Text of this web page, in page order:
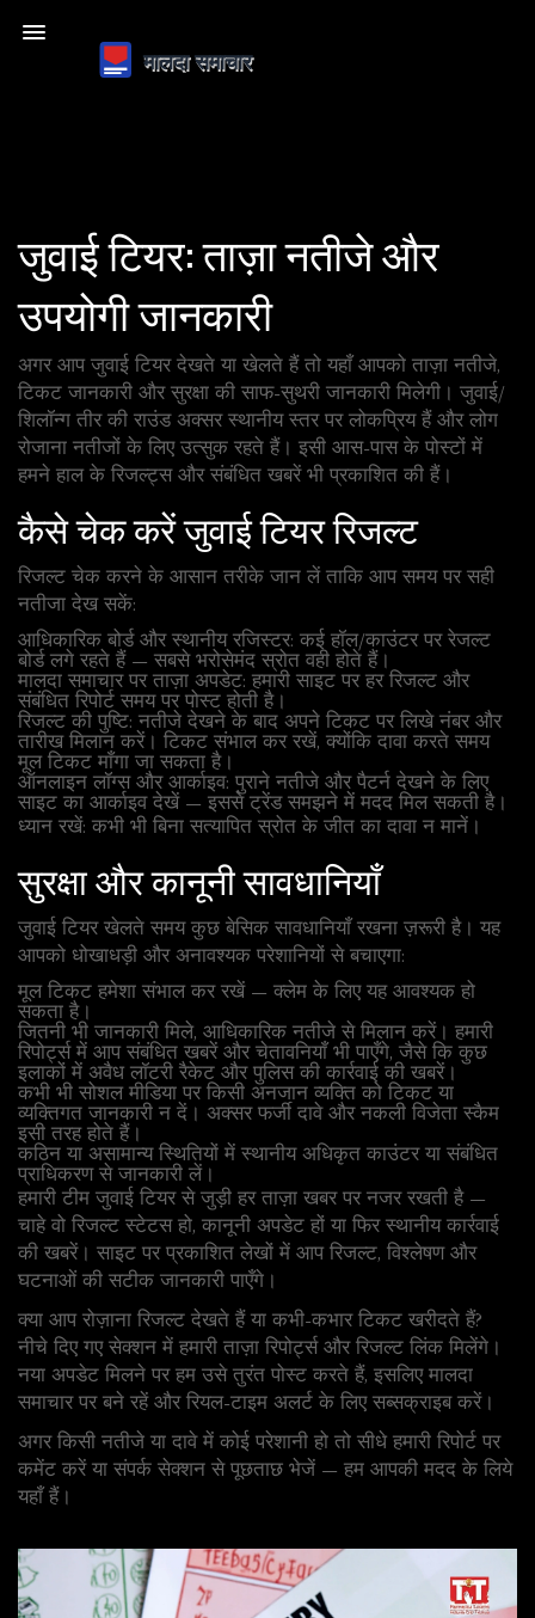
जुवाई टियर: ताज़ा नतीजे और
उपयोगी जानकारी
अगर आप जुवाई टियर देखते या खेलते हैं तो यहाँ आपको ताज़ा नतीजे,
टिकट जानकारी और सुरक्षा की साफ-सुथरी जानकारी मिलेगी। जुवाई/
शिलॉन्ग तीर की राउंड अक्सर स्थानीय स्तर पर लोकप्रिय हैं और लोग
रोजाना नतीजों के लिए उत्सुक रहते हैं। इसी आस-पास के पोस्टों में
हमने हाल के रिजल्ट्स और संबंधित खबरें भी प्रकाशित की हैं।
कैसे चेक करें जुवाई टियर रिजल्ट
रिजल्ट चेक करने के आसान तरीके जान लें ताकि आप समय पर सही
नतीजा देख सकें:
आधिकारिक बोर्ड और स्थानीय रजिस्टर: कई हॉल/काउंटर पर रेजल्ट
बोर्ड लगे रहते हैं — सबसे भरोसेमंद स्रोत वही होते हैं।
मालदा समाचार पर ताज़ा अपडेट: हमारी साइट पर हर रिजल्ट और
संबंधित रिपोर्ट समय पर पोस्ट होती है।
रिजल्ट की पुष्टि: नतीजे देखने के बाद अपने टिकट पर लिखे नंबर और
तारीख मिलान करें। टिकट संभाल कर रखें, क्योंकि दावा करते समय
मूल टिकट माँगा जा सकता है।
ऑनलाइन लॉग्स और आर्काइव: पुराने नतीजे और पैटर्न देखने के लिए
साइट का आर्काइव देखें — इससे ट्रेंड समझने में मदद मिल सकती है।
ध्यान रखें: कभी भी बिना सत्यापित स्रोत के जीत का दावा न मानें।
सुरक्षा और कानूनी सावधानियाँ
जुवाई टियर खेलते समय कुछ बेसिक सावधानियाँ रखना ज़रूरी है। यह
आपको धोखाधड़ी और अनावश्यक परेशानियों से बचाएगा:
मूल टिकट हमेशा संभाल कर रखें — क्लेम के लिए यह आवश्यक हो
सकता है।
जितनी भी जानकारी मिले, आधिकारिक नतीजे से मिलान करें। हमारी
रिपोर्ट्स में आप संबंधित खबरें और चेतावनियाँ भी पाएँगे, जैसे कि कुछ
इलाकों में अवैध लॉटरी रैकेट और पुलिस की कार्रवाई की खबरें।
कभी भी सोशल मीडिया पर किसी अनजान व्यक्ति को टिकट या
व्यक्तिगत जानकारी न दें। अक्सर फर्जी दावे और नकली विजेता स्कैम
इसी तरह होते हैं।
कठिन या असामान्य स्थितियों में स्थानीय अधिकृत काउंटर या संबंधित
प्राधिकरण से जानकारी लें।
हमारी टीम जुवाई टियर से जुड़ी हर ताज़ा खबर पर नजर रखती है —
चाहे वो रिजल्ट स्टेटस हो, कानूनी अपडेट हों या फिर स्थानीय कार्रवाई
की खबरें। साइट पर प्रकाशित लेखों में आप रिजल्ट, विश्लेषण और
घटनाओं की सटीक जानकारी पाएँगे।
क्या आप रोज़ाना रिजल्ट देखते हैं या कभी-कभार टिकट खरीदते हैं?
नीचे दिए गए सेक्शन में हमारी ताज़ा रिपोर्ट्स और रिजल्ट लिंक मिलेंगे।
नया अपडेट मिलने पर हम उसे तुरंत पोस्ट करते हैं, इसलिए मालदा
समाचार पर बने रहें और रियल-टाइम अलर्ट के लिए सब्सक्राइब करें।
अगर किसी नतीजे या दावे में कोई परेशानी हो तो सीधे हमारी रिपोर्ट पर
कमेंट करें या संपर्क सेक्शन से पूछताछ भेजें — हम आपकी मदद के लिये
यहाँ हैं।